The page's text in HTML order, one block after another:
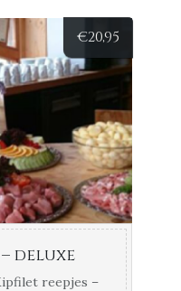
€20,95
deluxe
reepjes –